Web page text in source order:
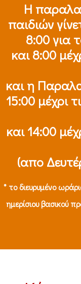
Η
παιδιών
8:00 για
και 8:00
και η
15:00 μέχρι
και 14:00
(απο
* το διευρυμένο
ημερίσιου βασικού